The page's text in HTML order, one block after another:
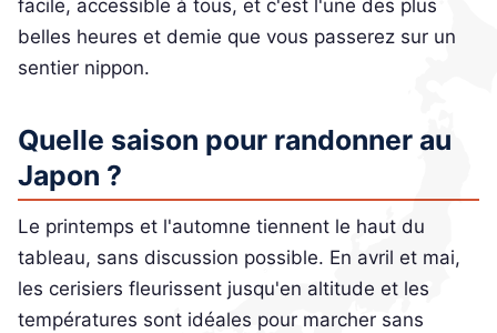
facile, accessible à tous, et c'est l'une des plus
belles heures et demie que vous passerez sur un
sentier nippon.
Quelle saison pour randonner au
Japon ?
Le printemps et l'automne tiennent le haut du
tableau, sans discussion possible. En avril et mai,
les cerisiers fleurissent jusqu'en altitude et les
températures sont idéales pour marcher sans